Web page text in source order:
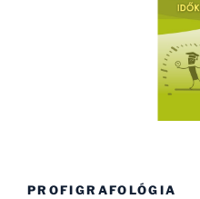
PROFIGRAFOLÓGIA